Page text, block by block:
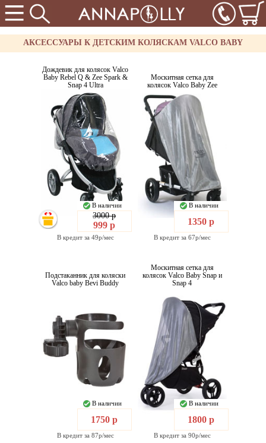
АКСЕССУАРЫ К ДЕТСКИМ КОЛЯСКАМ VALCO BABY
Дождевик для колясок Valco
Baby Rebel Q & Zee Spark &
Snap 4 Ultra
В наличии
3000 р
999 р
В кредит за 49р/мес
Москитная сетка для
колясок Valco Baby Zee
В наличии
1350 р
В кредит за 67р/мес
Подстаканник для коляски
Valco baby Bevi Buddy
В наличии
1750 р
В кредит за 87р/мес
Москитная сетка для
колясок Valco Baby Snap и
Snap 4
В наличии
1800 р
В кредит за 90р/мес